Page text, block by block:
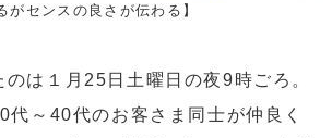
がセンスの良さが伝わる】
は１月25日土曜日の夜9時ごろ。
代～40代のお客さま同士が仲良く